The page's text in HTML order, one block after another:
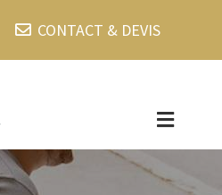
CONTACT & DEVIS